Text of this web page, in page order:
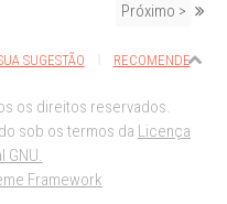
Próximo >
SUGESTÃO RECOMENDE
os direitos reservados.
sob os termos da Licença
GNU.
Framework